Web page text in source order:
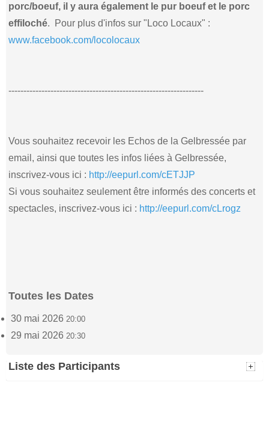
porc/boeuf, il y aura également le pur boeuf et le porc
effiloché. Pour plus d'infos sur "Loco Locaux" :
www.facebook.com/locolocaux
-----------------------------------------------------------------
Vous souhaitez recevoir les Echos de la Gelbressée par
email, ainsi que toutes les infos liées à Gelbressée,
inscrivez-vous ici : http://eepurl.com/cETJJP
Si vous souhaitez seulement être informés des concerts et
spectacles, inscrivez-vous ici : http://eepurl.com/cLrogz
Toutes les Dates
30 mai 2026 20:00
29 mai 2026 20:30
Liste des Participants